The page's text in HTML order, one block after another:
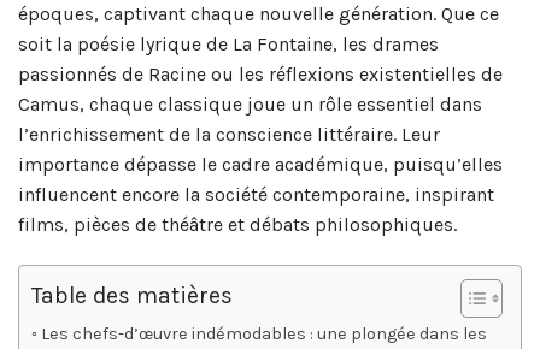
époques, captivant chaque nouvelle génération. Que ce
soit la poésie lyrique de La Fontaine, les drames
passionnés de Racine ou les réflexions existentielles de
Camus, chaque classique joue un rôle essentiel dans
l’enrichissement de la conscience littéraire. Leur
importance dépasse le cadre académique, puisqu’elles
influencent encore la société contemporaine, inspirant
films, pièces de théâtre et débats philosophiques.
Table des matières
Les chefs-d’œuvre indémodables : une plongée dans les